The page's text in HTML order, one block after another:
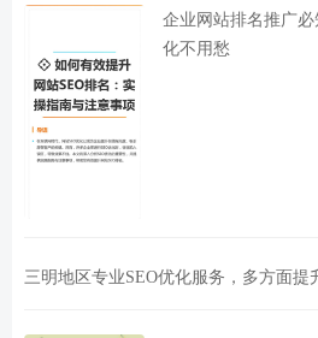
企业网站排名推广
化不用愁
三明地区专业SEO优化服务，多方面提